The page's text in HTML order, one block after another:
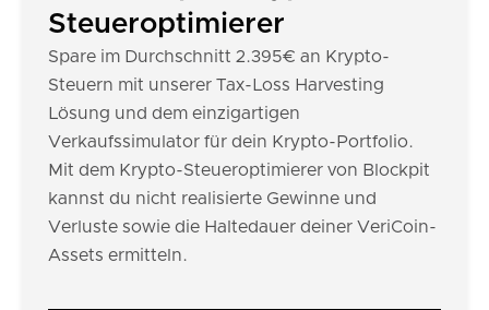
Steueroptimierer
Spare im Durchschnitt 2.395€ an Krypto-
Steuern mit unserer Tax-Loss Harvesting
Lösung und dem einzigartigen
Verkaufssimulator für dein Krypto-Portfolio.
Mit dem Krypto-Steueroptimierer von Blockpit
kannst du nicht realisierte Gewinne und
Verluste sowie die Haltedauer deiner VeriCoin-
Assets ermitteln.